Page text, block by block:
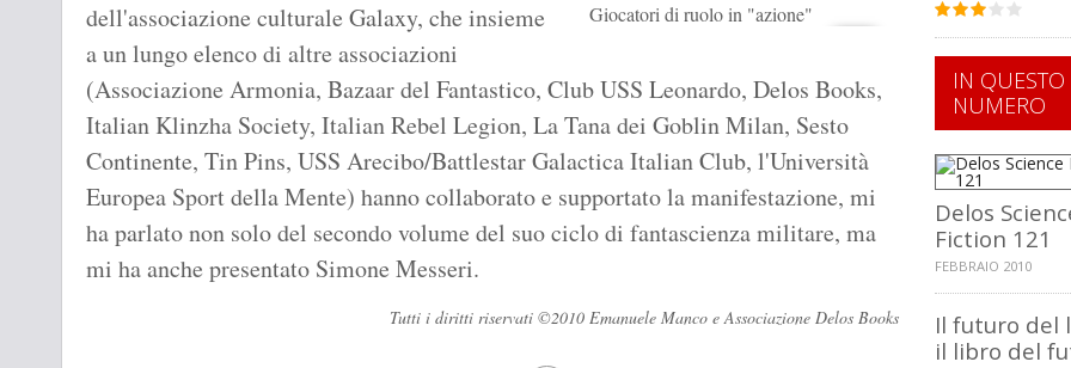
Giocatori di ruolo in "azione"
dell'associazione culturale Galaxy, che insieme
a un lungo elenco di altre associazioni
(Associazione Armonia, Bazaar del Fantastico, Club USS Leonardo, Delos Books,
Italian Klinzha Society, Italian Rebel Legion, La Tana dei Goblin Milan, Sesto
Continente, Tin Pins, USS Arecibo/Battlestar Galactica Italian Club, l'Università
Europea Sport della Mente) hanno collaborato e supportato la manifestazione, mi
ha parlato non solo del secondo volume del suo ciclo di fantascienza militare, ma
mi ha anche presentato Simone Messeri.
Tutti i diritti riservati ©2010 Emanuele Manco e Associazione Delos Books
IN QUESTO
NUMERO
Delos
Fiction 121
FEBBRAIO 2010
Il futuro del
il libro del